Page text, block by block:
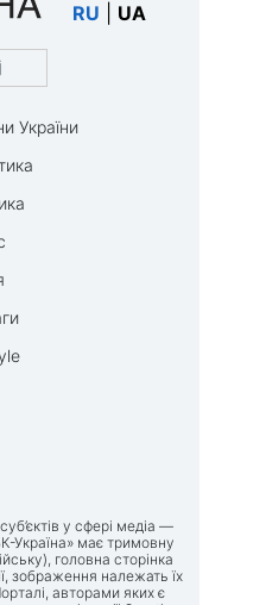
RU UA
України
у сфері медіа —
Україна» має тримовну
головна сторінка
зображення належать їх
авторами яких є